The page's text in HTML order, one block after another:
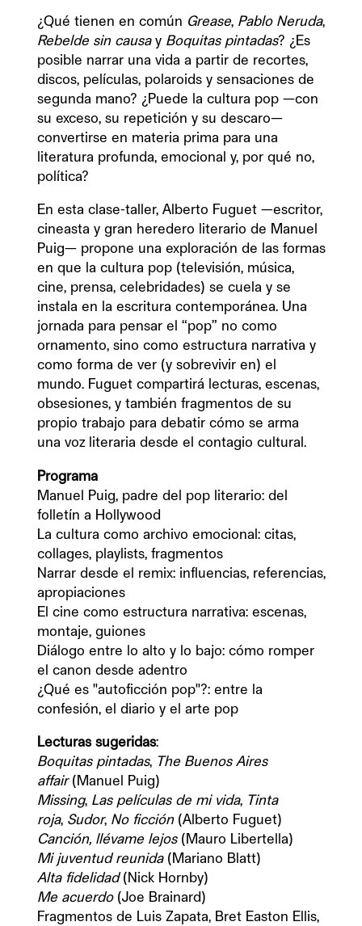
¿Qué tienen en común Grease, Pablo Neruda,
Rebelde sin causa y Boquitas pintadas? ¿Es
posible narrar una vida a partir de recortes,
discos, películas, polaroids y sensaciones de
segunda mano? ¿Puede la cultura pop —con
su exceso, su repetición y su descaro—
convertirse en materia prima para una
literatura profunda, emocional y, por qué no,
política?
En esta clase-taller, Alberto Fuguet —escritor,
cineasta y gran heredero literario de Manuel
Puig— propone una exploración de las formas
en que la cultura pop (televisión, música,
cine, prensa, celebridades) se cuela y se
instala en la escritura contemporánea. Una
jornada para pensar el “pop” no como
ornamento, sino como estructura narrativa y
como forma de ver (y sobrevivir en) el
mundo. Fuguet compartirá lecturas, escenas,
obsesiones, y también fragmentos de su
propio trabajo para debatir cómo se arma
una voz literaria desde el contagio cultural.
Programa
Manuel Puig, padre del pop literario: del
folletín a Hollywood
La cultura como archivo emocional: citas,
collages, playlists, fragmentos
Narrar desde el remix: influencias, referencias,
apropiaciones
El cine como estructura narrativa: escenas,
montaje, guiones
Diálogo entre lo alto y lo bajo: cómo romper
el canon desde adentro
¿Qué es "autoficción pop"?: entre la
confesión, el diario y el arte pop
Lecturas sugeridas:
Boquitas pintadas, The Buenos Aires
affair
Missing, Las películas de mi vida, Tinta
roja, Sudor, No ficción
Canción, llévame lejos
Mi juventud reunida
Alta fidelidad
Me acuerdo (Joe Brainard)
Fragmentos de Luis Zapata, Bret Easton Ellis,